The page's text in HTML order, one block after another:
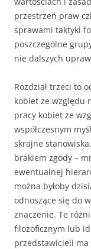
przestrzeń praw
sprawami taktyki
poszczególne
nie dalszych
Rozdział trzeci to
kobiet ze względu
pracy kobiet ze
współczesnym
skrajne
brakiem zgody –
ewentualnej
można byłoby
odnoszące się do
znaczenie. Te
filozoficznym lub
przedstawicieli